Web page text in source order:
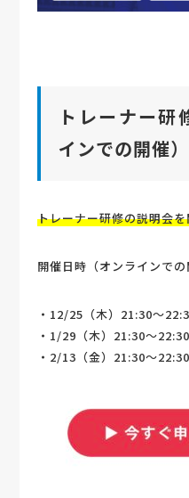
トレーナー研
インでの開催）
トレーナー研修の説明会
開催日時（オンラインでの
・12/25（木）21:30〜
・1/29（木）21:30〜22:30
・2/13（金）21:30〜22:30